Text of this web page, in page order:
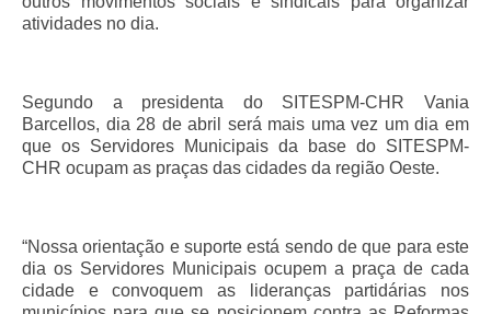
atividades no dia.
Segundo a presidenta do SITESPM-CHR Vania
Barcellos, dia 28 de abril será mais uma vez um dia em
que os Servidores Municipais da base do SITESPM-
CHR ocupam as praças das cidades da região Oeste.
“Nossa orientação e suporte está sendo de que para este
dia os Servidores Municipais ocupem a praça de cada
cidade e convoquem as lideranças partidárias nos